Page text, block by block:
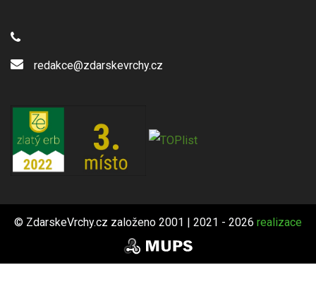
redakce@zdarskevrchy.cz
© ZdarskeVrchy.cz založeno 2001 | 2021 - 2026 realizace